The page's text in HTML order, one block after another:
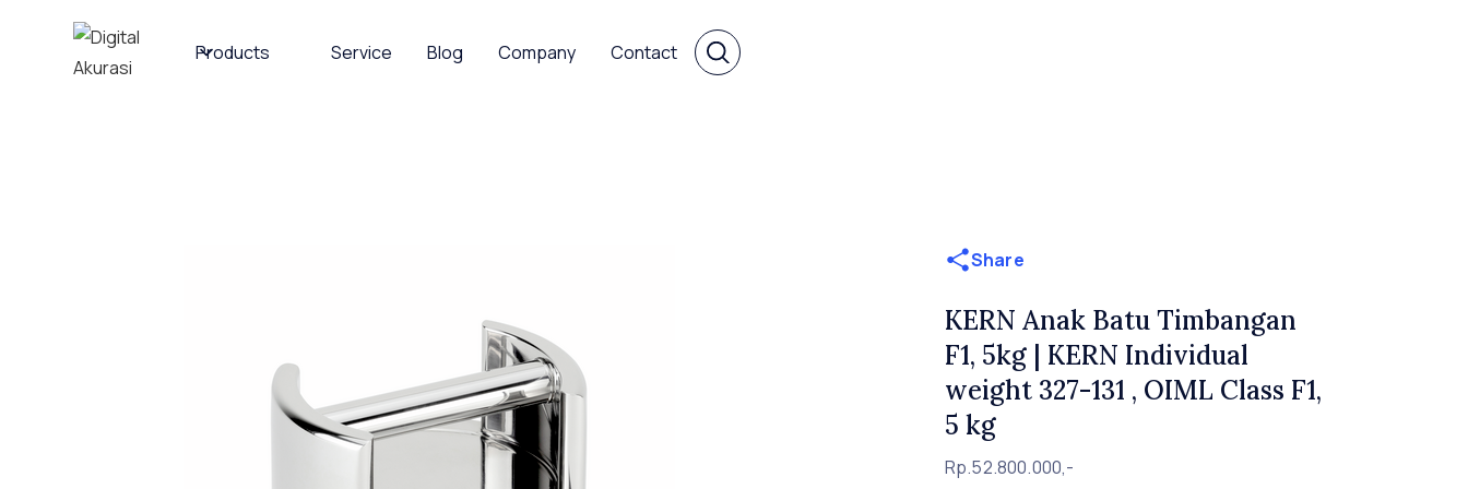
Products Service Blog Company Contact
Share
KERN Anak Batu Timbangan
F1, 5kg | KERN Individual
weight 327-131 , OIML Class F1,
5 kg
Rp.52.800.000,-